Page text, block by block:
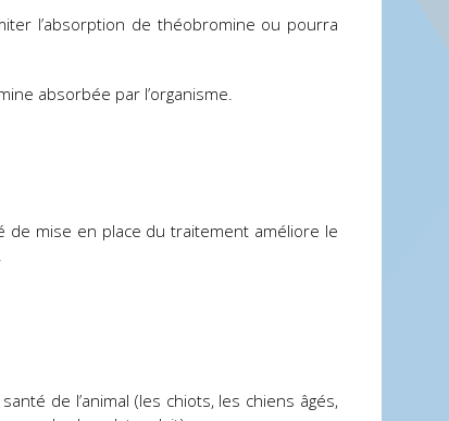
l’absorption de théobromine ou pourra
absorbée par l’organisme.
de mise en place du traitement améliore le
de l’animal (les chiots, les chiens âgés,